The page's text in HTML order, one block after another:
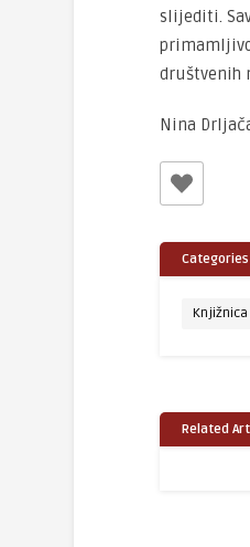
slijediti.
društvenih
Nina
Categories
Knjižnica
Related